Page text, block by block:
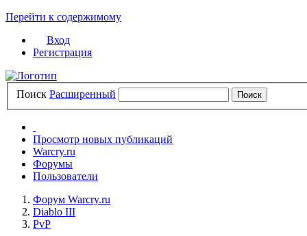
Перейти к содержимому
Вход
Регистрация
Поиск Расширенный
Просмотр новых публикаций
Warcry.ru
Форумы
Пользователи
Форум Warcry.ru
Diablo III
PvP